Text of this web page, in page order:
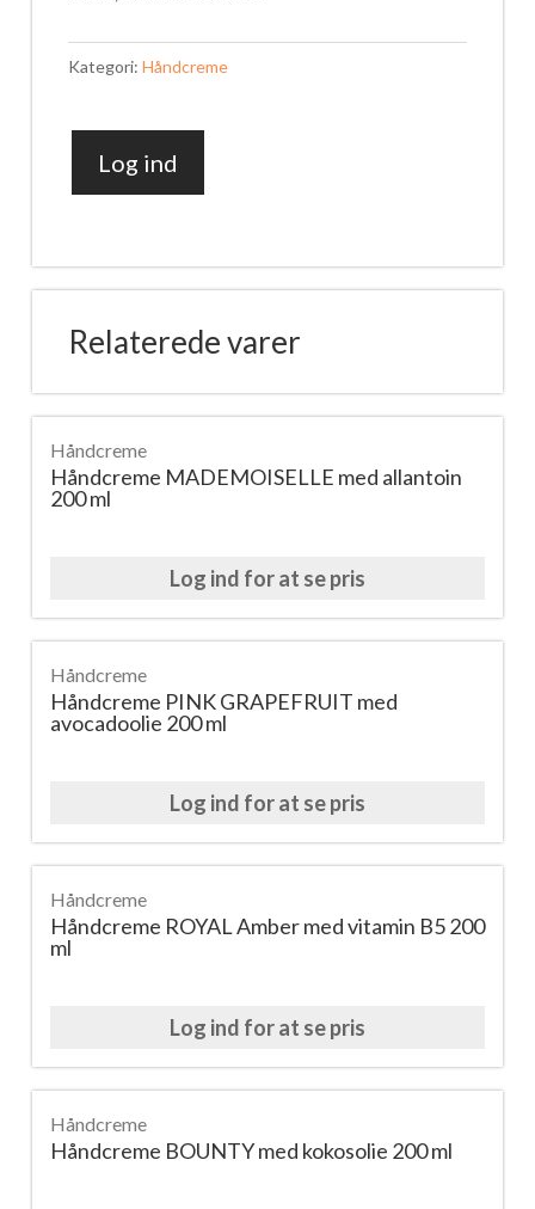
Kategori: Håndcreme
Håndcreme
med
A+E
antal
Log ind
Relaterede varer
Håndcreme
Håndcreme MADEMOISELLE med allantoin
200 ml
Log ind for at se pris
Håndcreme
Håndcreme PINK GRAPEFRUIT med
avocadoolie 200 ml
Log ind for at se pris
Håndcreme
Håndcreme ROYAL Amber med vitamin B5 200
ml
Log ind for at se pris
Håndcreme
Håndcreme BOUNTY med kokosolie 200 ml